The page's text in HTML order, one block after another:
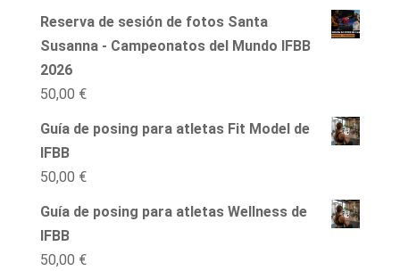
Reserva de sesión de fotos Santa
Susanna - Campeonatos del Mundo IFBB
2026
50,00 €
Guía de posing para atletas Fit Model de
IFBB
50,00 €
Guía de posing para atletas Wellness de
IFBB
50,00 €